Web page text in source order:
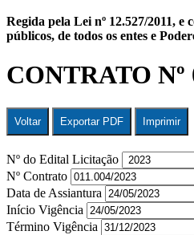
Regida pela Lei nº 12.527/2011,
públicos, de todos os entes e
CONTRATO Nº
Voltar Exportar PDF Imprimir
Nº do Edital Licitação
Nº Contrato
Data de Assiantura
Início Vigência
Término Vigência